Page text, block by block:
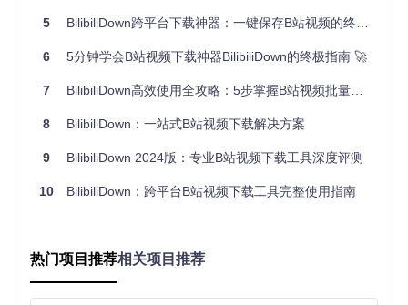
深度解析：BilibiliDown核心功能详解
3个批量下载技巧，让你效率倍增
BilibiliDown的批量下载功能是其一大亮点，掌握以下技巧能让
析模式，系统会自动识别并列出所有视频，选择下载范围
UP主全视频获取：输入UP主空间链接，工具会自动爬取
该UP主的所有视频，让你轻松获取喜欢的创作者的全部作
品。
5 BilibiliDown跨平台下载神器：一键保存B站视频的终极解决方案
6 5分钟学会B站视频下载神器BilibiliDown的终极指南 🚀
7 BilibiliDown高效使用全攻略：5步掌握B站视频批量下载技巧
8 BilibiliDown：一站式B站视频下载解决方案
9 BilibiliDown 2024版：专业B站视频下载工具深度评测
10 BilibiliDown：跨平台B站视频下载工具完整使用指南
热门项目推荐相关项目推荐